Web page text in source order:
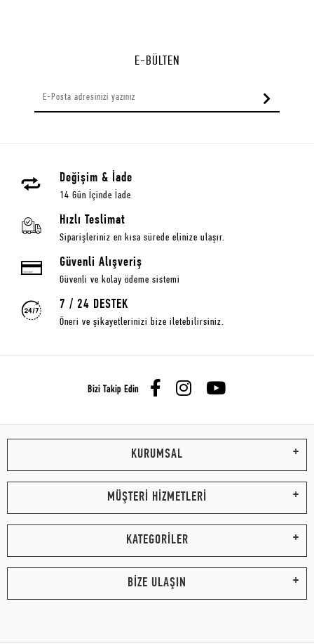
E-BÜLTEN
Değişim & İade
14 Gün İçinde İade
Hızlı Teslimat
Siparişleriniz en kısa sürede elinize ulaşır.
Güvenli Alışveriş
Güvenli ve kolay ödeme sistemi
7 / 24 DESTEK
Öneri ve şikayetlerinizi bize iletebilirsiniz.
Bizi Takip Edin
KURUMSAL
MÜŞTERİ HİZMETLERİ
KATEGORİLER
BİZE ULAŞIN